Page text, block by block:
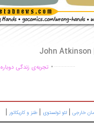
تجربه‌ی زندگی دوباره ...............
خارجی | لئو تولستوی | طنز و کاریکاتور |